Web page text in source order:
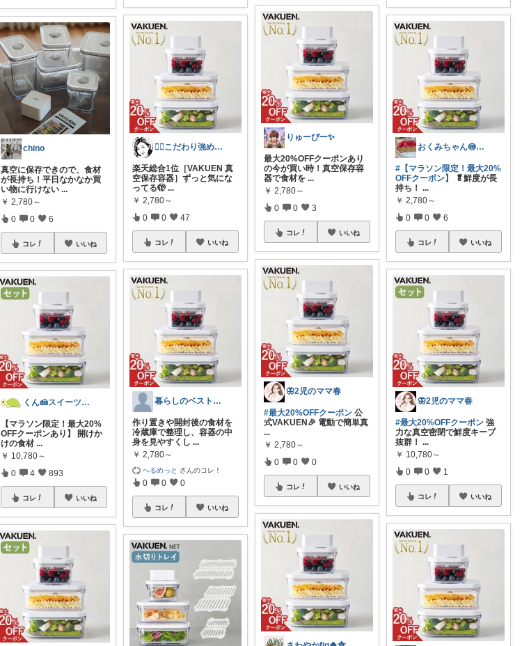
chino
真空に保存できので、食材
が長持ち！平日なかなか買
い物に行けない ...
￥ 2,780～
0 0 6
コレ いいね
くん🍰スイーツ＆暮らし
【マラソン限定！最大20%
OFFクーポンあり】 開けか
けの食材 ...
￥ 10,780～
0 4 893
コレ いいね
💁‍♀️こだわり強めのアラフォーOL
楽天総合1位［VAKUEN 真
空保存容器］ずっと気にな
ってる🫣 ...
￥ 2,780～
0 0 47
コレ いいね
暮らしのベストバイ案内所
作り置きや開封後の食材を
冷蔵庫で整理し、容器の中
身を見やすくし ...
￥ 2,780～
へるめっと さんのコレ！
0 0 0
コレ いいね
りゅーぴー✨
最大20%OFFクーポンあり
の今が買い時！真空保存容
器で食材を ...
￥ 2,780～
0 0 3
コレ いいね
🦋2児のママ春
#最大20%OFFクーポン 公
式VAKUEN🎉 電動で簡単真
...
￥ 2,780～
0 0 0
コレ いいね
おくみちゃん🍥朝コレ界隈
#【マラソン限定！最大20%
OFFクーポン】
🥬鮮度が長
持ち！ ...
￥ 2,780～
0 0 6
コレ いいね
🦋2児のママ春
#最大20%OFFクーポン 強
力な真空密閉で鮮度キープ
抜群！ ...
￥ 10,780～
0 0 1
コレ いいね